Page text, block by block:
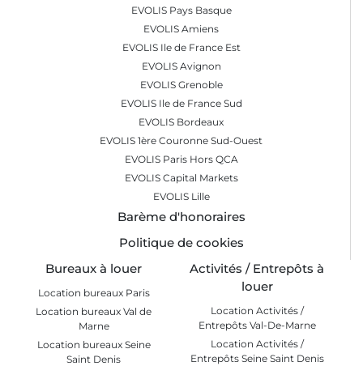
EVOLIS Pays Basque
EVOLIS Amiens
EVOLIS Ile de France Est
EVOLIS Avignon
EVOLIS Grenoble
EVOLIS Ile de France Sud
EVOLIS Bordeaux
EVOLIS 1ère Couronne Sud-Ouest
EVOLIS Paris Hors QCA
EVOLIS Capital Markets
EVOLIS Lille
Barème d'honoraires
Politique de cookies
Bureaux à louer
Location bureaux Paris
Location bureaux Val de
Marne
Location bureaux Seine
Saint Denis
Activités / Entrepôts à
louer
Location Activités /
Entrepôts Val-De-Marne
Location Activités /
Entrepôts Seine Saint Denis